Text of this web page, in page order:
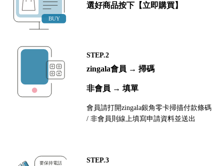
選好商品按下【立即購買】
STEP.2
zingala會員 → 掃碼
非會員 → 填單
會員請打開zingala銀角零卡掃描付款條碼
/ 非會員則線上填寫申請資料並送出
STEP.3